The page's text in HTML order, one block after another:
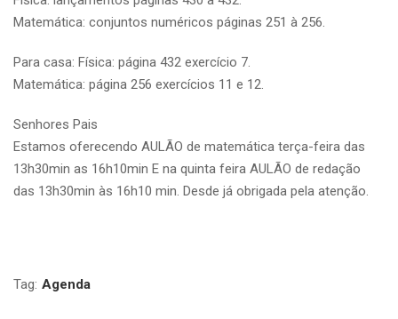
Matemática: conjuntos numéricos páginas 251 à 256.
Para casa: Física: página 432 exercício 7.
Matemática: página 256 exercícios 11 e 12.
Senhores Pais
Estamos oferecendo AULÃO de matemática terça-feira das
13h30min as 16h10min E na quinta feira AULÃO de redação
das 13h30min às 16h10 min. Desde já obrigada pela atenção.
Tag: Agenda